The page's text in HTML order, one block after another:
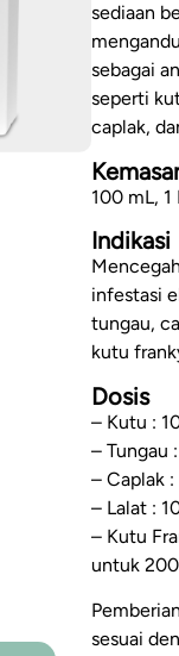
sediaan
sebagai
seperti
caplak,
100 mL, 1
Indikasi
infestasi
tungau,
kutu
Dosis
– Kutu :
– Tungau
– Caplak :
– Lalat :
– Kutu
untuk
sesuai